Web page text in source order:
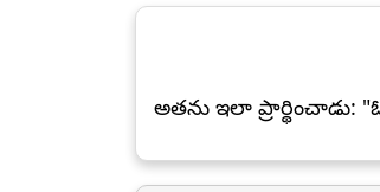
అతను ఇలా